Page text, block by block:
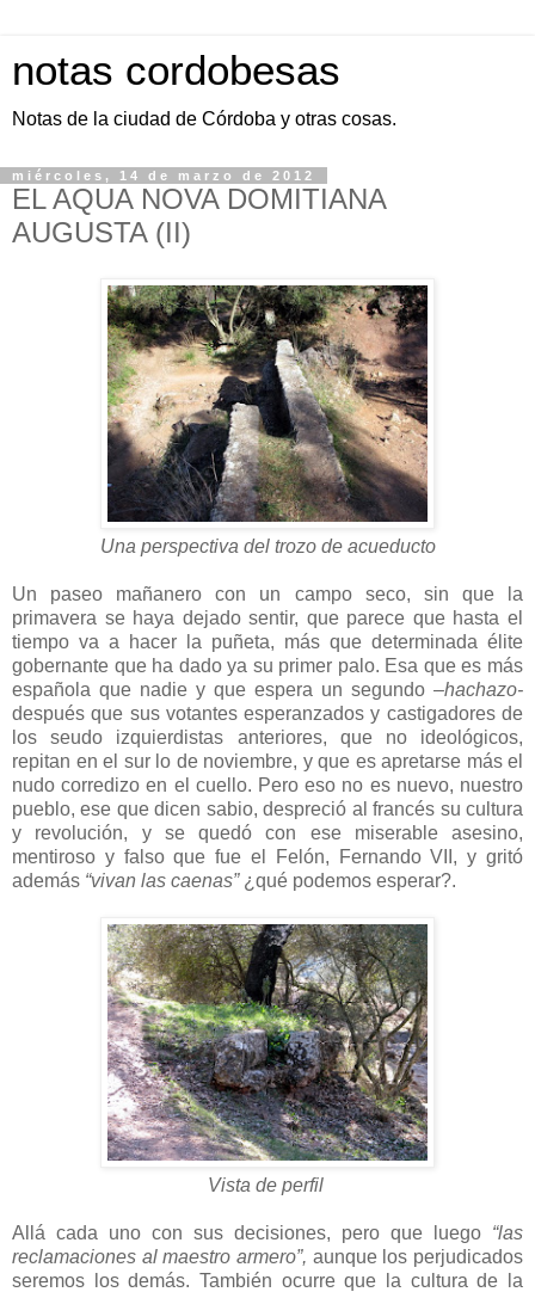
notas cordobesas
Notas de la ciudad de Córdoba y otras cosas.
miércoles, 14 de marzo de 2012
EL AQUA NOVA DOMITIANA
AUGUSTA (II)
Una perspectiva del trozo de acueducto
Un paseo mañanero con un campo seco, sin que la
primavera se haya dejado sentir, que parece que hasta el
tiempo va a hacer la puñeta, más que determinada élite
gobernante que ha dado ya su primer palo. Esa que es más
española que nadie y que espera un segundo –hachazo-
después que sus votantes esperanzados y castigadores de
los seudo izquierdistas anteriores, que no ideológicos,
repitan en el sur lo de noviembre, y que es apretarse más el
nudo corredizo en el cuello. Pero eso no es nuevo, nuestro
pueblo, ese que dicen sabio, despreció al francés su cultura
y revolución, y se quedó con ese miserable asesino,
mentiroso y falso que fue el Felón, Fernando VII, y gritó
además “vivan las caenas” ¿qué podemos esperar?.
Vista de perfil
Allá cada uno con sus decisiones, pero que luego “las
reclamaciones al maestro armero”, aunque los perjudicados
seremos los demás. También ocurre que la cultura de la